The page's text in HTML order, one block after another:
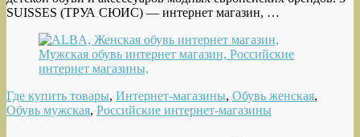
SUISSES (ТРУА СЮИС) — интернет магазин, …
Где купить товары, Интернет-магазины, Обувь женская,
Обувь мужская, Российские интернет-магазины